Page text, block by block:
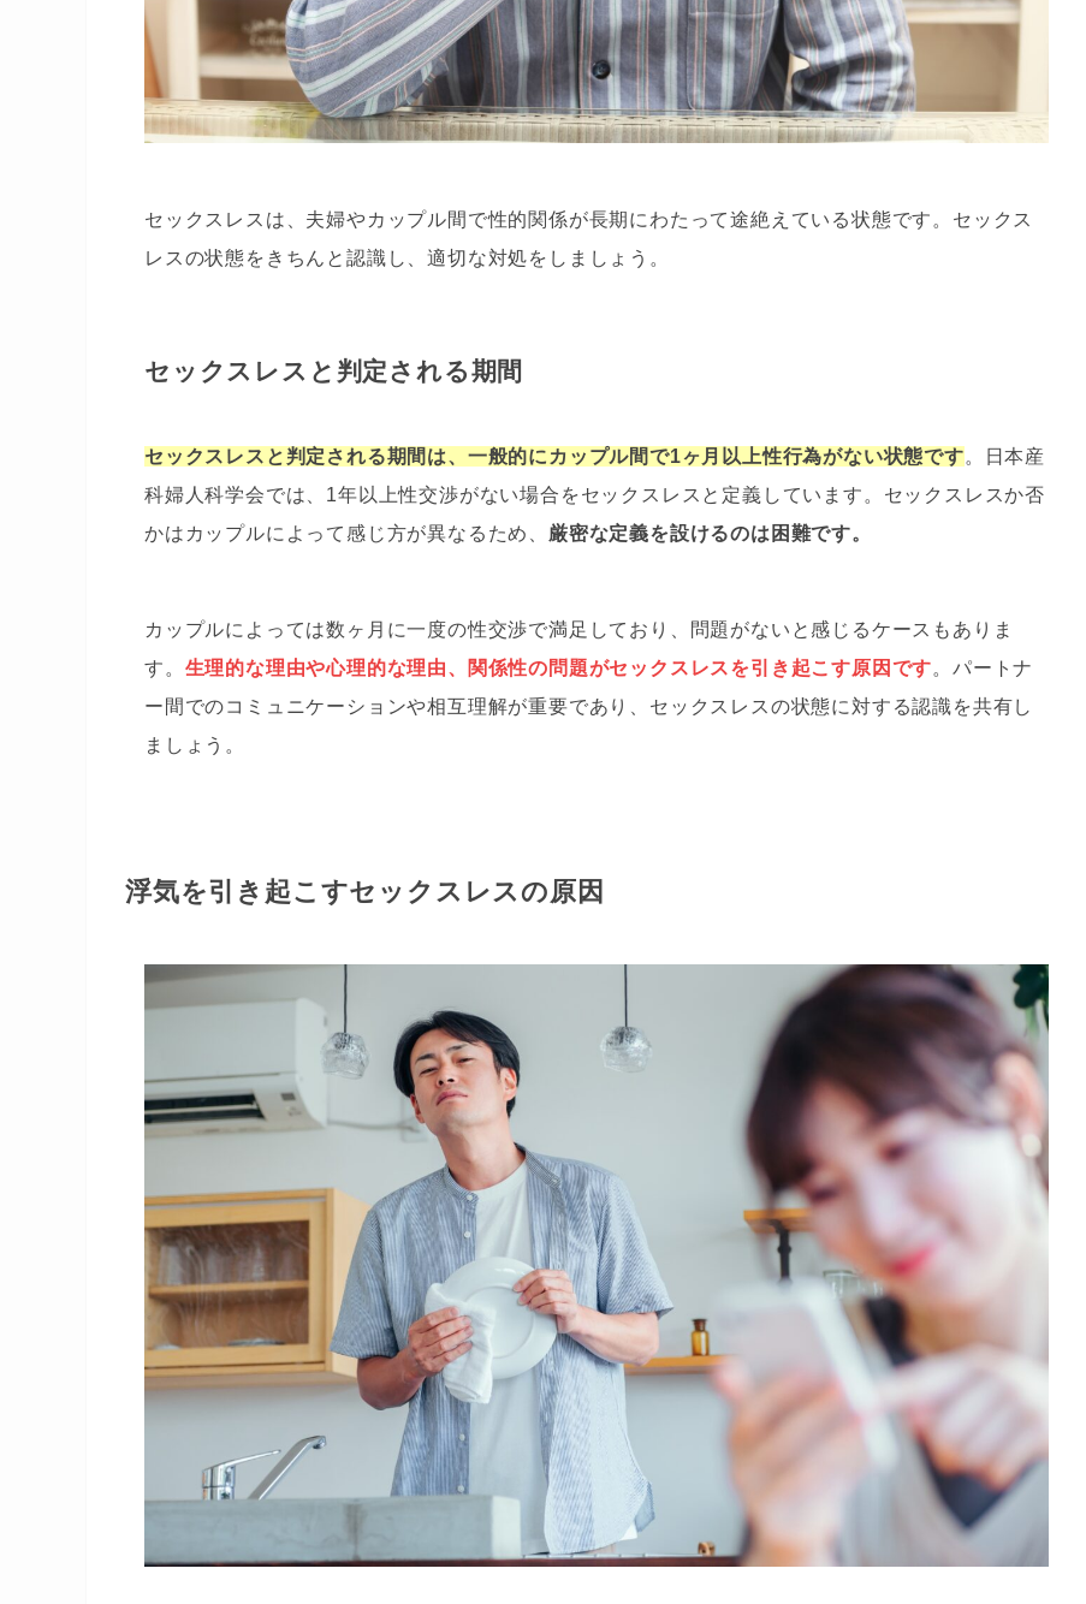
セックスレスは、夫婦やカップル間で性的関係が長期にわたって途絶えている状態です。セックス
レスの状態をきちんと認識し、適切な対処をしましょう。
セックスレスと判定される期間
セックスレスと判定される期間は、一般的にカップル間で1ヶ月以上性行為がない状態です。日本産
科婦人科学会では、1年以上性交渉がない場合をセックスレスと定義しています。セックスレスか否
かはカップルによって感じ方が異なるため、 厳密な定義を設けるのは困難です。
カップルによっては数ヶ月に一度の性交渉で満足しており、問題がないと感じるケースもありま
す。 生理的な理由や心理的な理由、関係性の問題がセックスレスを引き起こす原因です。パートナ
ー間でのコミュニケーションや相互理解が重要であり、セックスレスの状態に対する認識を共有し
ましょう。
浮気を引き起こすセックスレスの原因